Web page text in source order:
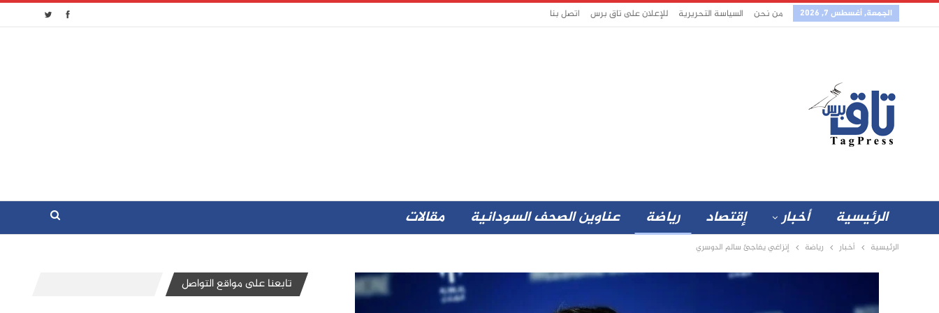
الجمعة, أغسطس 7, 2026 من نحن السياسة التحريرية للإعلان على تاق برس اتصل بنا
الرئيسية أخبار إقتصاد رياضة عناوين الصحف السودانية مقالات
الرئيسية أخبار رياضة إنزاغي يفاجئ سالم الدوسري
تابعنا على مواقع التواصل